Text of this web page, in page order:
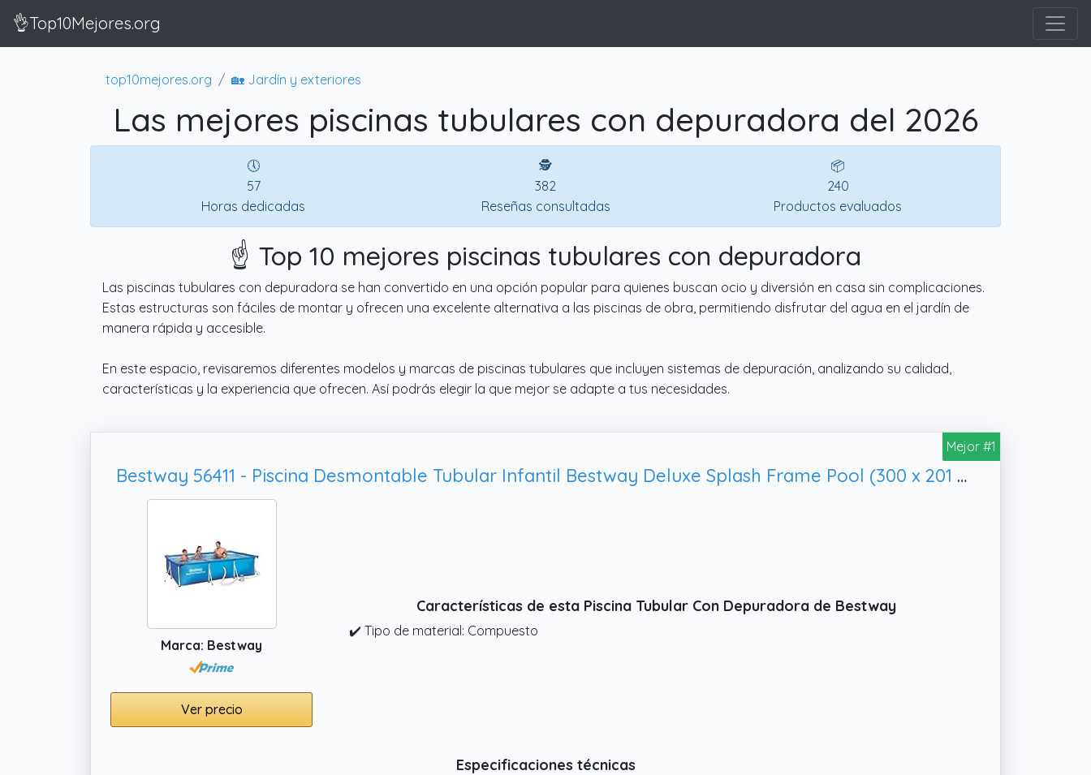
👌Top10Mejores.org
top10mejores.org 🏡 Jardín y exteriores
Las mejores piscinas tubulares con depuradora del 2026
🕔
57
Horas dedicadas
🕵
382
Reseñas consultadas
📦
240
Productos evaluados
☝️ Top 10 mejores piscinas tubulares con depuradora
Las piscinas tubulares con depuradora se han convertido en una opción popular para quienes buscan ocio y diversión en casa sin complicaciones.
Estas estructuras son fáciles de montar y ofrecen una excelente alternativa a las piscinas de obra, permitiendo disfrutar del agua en el jardín de
manera rápida y accesible.
En este espacio, revisaremos diferentes modelos y marcas de piscinas tubulares que incluyen sistemas de depuración, analizando su calidad,
características y la experiencia que ofrecen. Así podrás elegir la que mejor se adapte a tus necesidades.
Mejor #1
Bestway 56411 - Piscina Desmontable Tubular Infantil Bestway Deluxe Splash Frame Pool (300 x 201 x 66 cm) con depuradora de cartucho, Multicolor
Marca: Bestway
Ver precio
Características de esta Piscina Tubular Con Depuradora de Bestway
✔️ Tipo de material: Compuesto
Especificaciones técnicas